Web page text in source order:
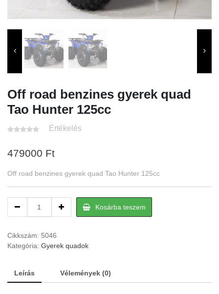
Off road benzines gyerek quad
Tao Hunter 125cc
Értékelés
479000 Ft
Off road benzines gyerek quad Tao Hunter 125cc
road
gyerek
quad
125cc
quantity
Kosárba teszem
Cikkszám: 5046
Kategória: Gyerek quadok
Leírás Vélemények (0)